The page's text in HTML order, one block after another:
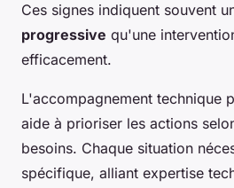
Ces signes indiquent souvent
progressive qu'une
efficacement.
L'accompagnement technique
aide à prioriser les actions
besoins. Chaque situation
spécifique, alliant expertise